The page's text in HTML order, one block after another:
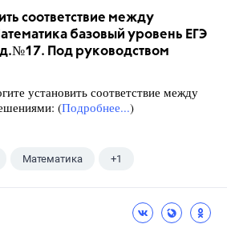
соответствие между
базовый уровень ЕГЭ
Под руководством
установить соответствие между
(Подробнее...)
Математика +1